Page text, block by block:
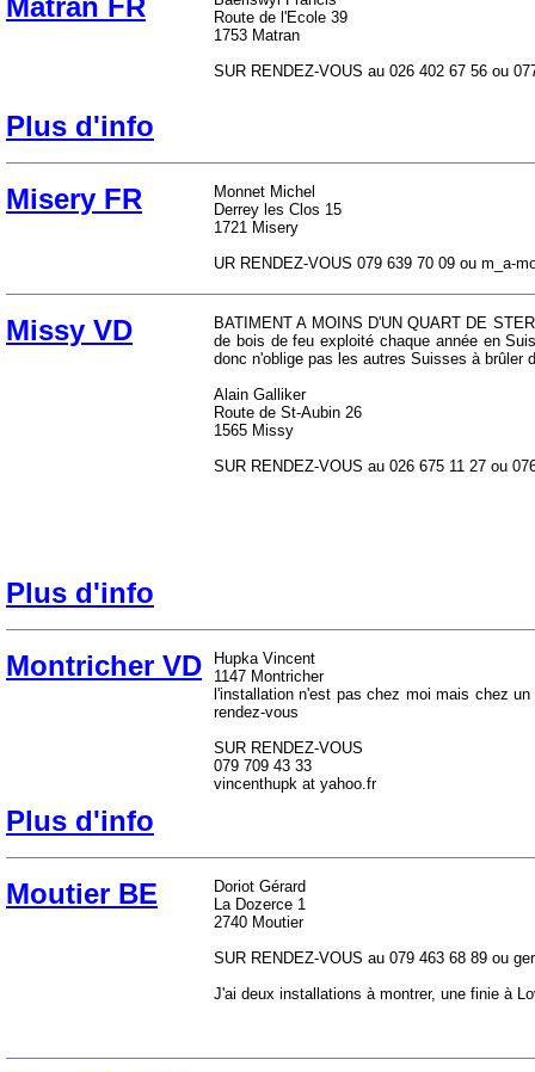
Matran FR
Route de l'Ecole 39
1753 Matran
SUR RENDEZ-VOUS au 026 402 67 56 ou
Plus d'info
Misery FR
Monnet Michel
Derrey les Clos 15
1721 Misery
UR RENDEZ-VOUS 079 639 70 09 ou m_a-
Missy VD
BATIMENT A MOINS D'UN QUART DE
de bois de feu exploité chaque année en
donc n'oblige pas les autres Suisses à brûler
Alain Galliker
Route de St-Aubin 26
1565 Missy
SUR RENDEZ-VOUS au 026 675 11 27 ou
Plus d'info
Montricher VD
Hupka Vincent
1147 Montricher
l'installation n'est pas chez moi mais chez
rendez-vous
SUR RENDEZ-VOUS
079 709 43 33
vincenthupk at yahoo.fr
Plus d'info
Moutier BE
Doriot Gérard
La Dozerce 1
2740 Moutier
SUR RENDEZ-VOUS au 079 463 68 89 ou
J'ai deux installations à montrer, une finie à